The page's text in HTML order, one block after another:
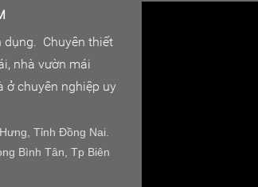
dụng. Chuyên thiết
nhà vườn mái
ở chuyên nghiệp uy
Tỉnh Đồng Nai.
Bình Tân, Tp Biên